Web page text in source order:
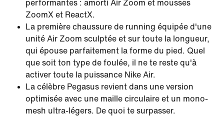
performantes : amorti Air Zoom et mousses
ZoomX et ReactX.
La première chaussure de running équipée d'une
unité Air Zoom sculptée et sur toute la longueur,
qui épouse parfaitement la forme du pied. Quel
que soit ton type de foulée, il ne te reste qu'à
activer toute la puissance Nike Air.
La célèbre Pegasus revient dans une version
optimisée avec une maille circulaire et un mono-
mesh ultra-légers. De quoi te surpasser.